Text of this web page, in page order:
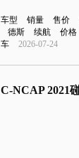
车型 销量 售价
德斯
续航 价格
车
2026-07-24